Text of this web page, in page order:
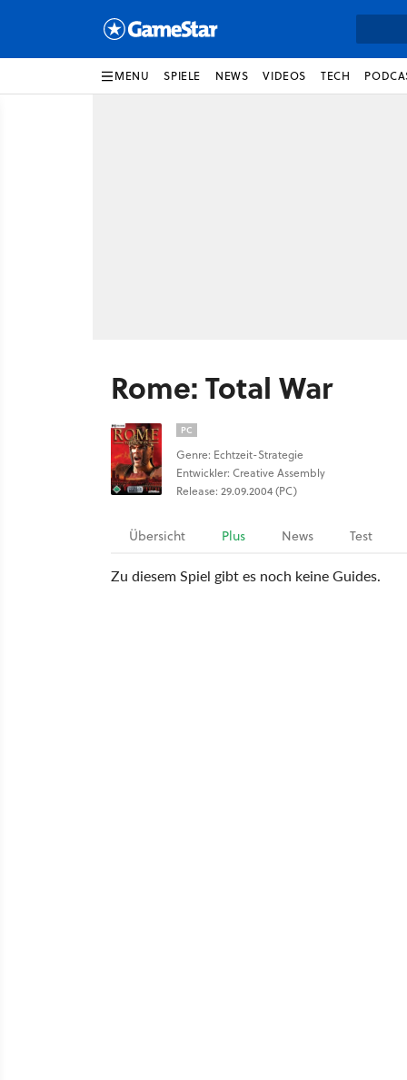
MENU SPIELE NEWS VIDEOS TECH
Rome: Total War
PC
Genre: Echtzeit-Strategie
Entwickler: Creative Assembly
Release: 29.09.2004 (PC)
Übersicht Plus News Test
Zu diesem Spiel gibt es noch keine Guides.